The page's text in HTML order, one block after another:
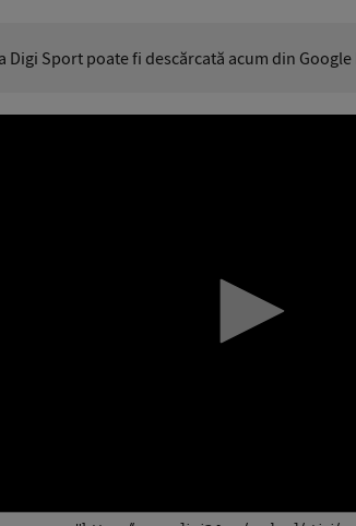
Digi Sport poate fi descărcată acum din Google